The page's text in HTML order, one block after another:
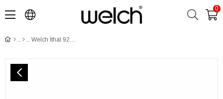
0
Welch İthal 925 Ayar Gümüş Kelebek Küpe